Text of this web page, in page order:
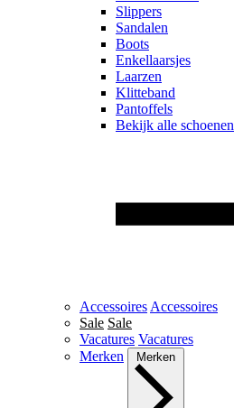
Slippers
Sandalen
Boots
Enkellaarsjes
Laarzen
Klitteband
Pantoffels
Bekijk alle schoenen
Accessoires Accessoires
Sale Sale
Vacatures Vacatures
Merken
Merken